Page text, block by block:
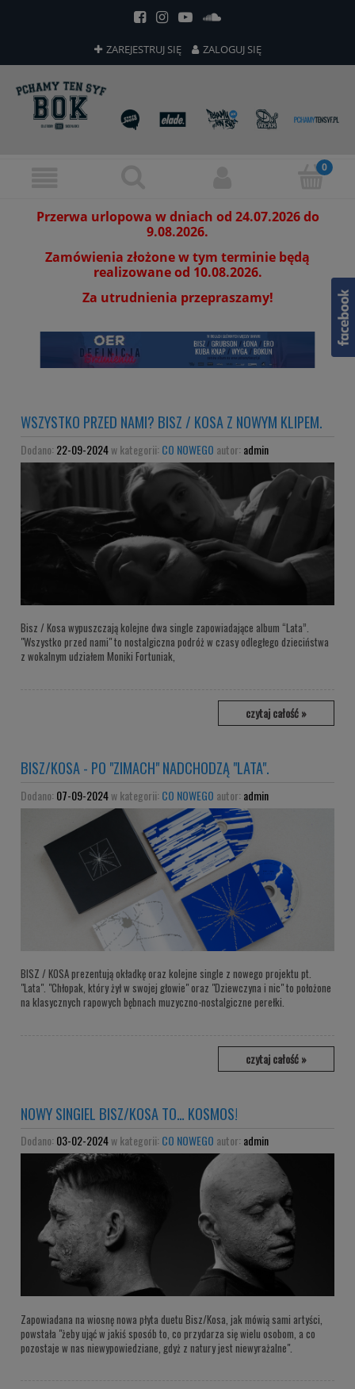
ZAREJESTRUJ SIĘ ZALOGUJ SIĘ
Przerwa urlopowa w dniach od 24.07.2026 do
9.08.2026.
Zamówienia złożone w tym terminie będą
realizowane od 10.08.2026.
Za utrudnienia przepraszamy!
WSZYSTKO PRZED NAMI? BISZ / KOSA Z NOWYM KLIPEM.
Dodano: 22-09-2024w kategorii: CO NOWEGO autor: admin
Bisz / Kosa wypuszczają kolejne dwa single zapowiadające album “Lata”.
"Wszystko przed nami" to nostalgiczna podróż w czasy odległego dzieciństwa
z wokalnym udziałem Moniki Fortuniak,
czytaj całość »
BISZ/KOSA - PO "ZIMACH" NADCHODZĄ "LATA".
Dodano: 07-09-2024w kategorii: CO NOWEGO autor: admin
BISZ / KOSA prezentują okładkę oraz kolejne single z nowego projektu pt.
"Lata". "Chłopak, który żył w swojej głowie" oraz "Dziewczyna i nic" to położone
na klasycznych rapowych bębnach muzyczno-nostalgiczne perełki.
czytaj całość »
NOWY SINGIEL BISZ/KOSA TO… KOSMOS!
Dodano: 03-02-2024w kategorii: CO NOWEGO autor: admin
Zapowiadana na wiosnę nowa płyta duetu Bisz/Kosa, jak mówią sami artyści,
powstała "żeby ująć w jakiś sposób to, co przydarza się wielu osobom, a co
pozostaje w nas niewypowiedziane, gdyż z natury jest niewyrażalne".